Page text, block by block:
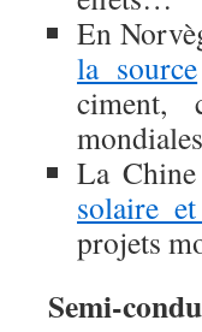
En
la source
ciment,
La
solaire
projets
Semi-